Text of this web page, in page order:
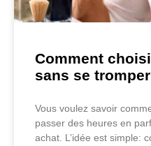
Comment
sans se tromper
Vous voulez savoir
passer des heures en
achat. L’idée est simple: